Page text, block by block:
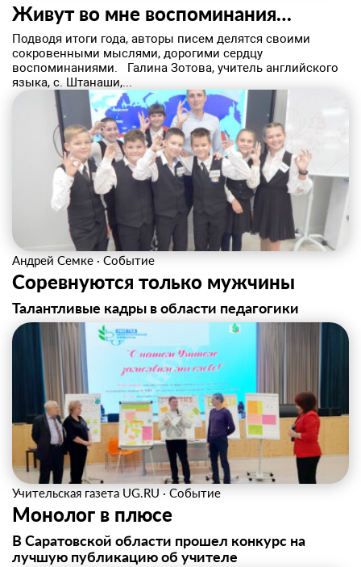
Живут во мне воспоминания…
Подводя итоги года, авторы писем делятся своими
сокровенными мыслями, дорогими сердцу
воспоминаниями. Галина Зотова, учитель английского
языка, с. Штанаши,...
Андрей Семке · Событие
Соревнуются только мужчины
Талантливые кадры в области педагогики
Учительская газета UG.RU · Событие
Монолог в плюсе
В Саратовской области прошел конкурс на
лучшую публикацию об учителе